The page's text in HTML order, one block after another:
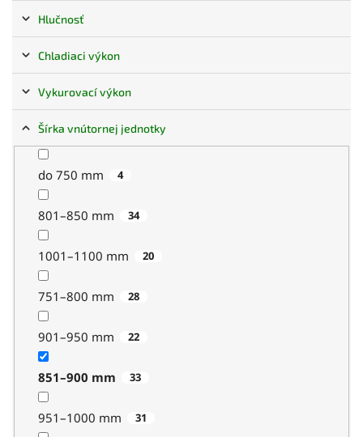
A+ 0
A+ 18
Biela
Strieborná
Čierna 8
Champagne 2
Hlučnosť
21 dB
18 dB
25 dB 9
30 dB
20 dB
Ďalšie možnosti
Chladiaci výkon
2,0 kW 4
2,5 kW
2,6 kW 1
2,7 kW 8
2,8 kW 0
Ďalšie možnosti
Vykurovací výkon
3,7 kW 1
2,6 kW 0
4,7 kW 0
2,7 kW 4
5,6 kW 0
Ďalšie možnosti
Šírka vnútornej jednotky
do 750 mm 4
801–850 mm 34
1001–1100 mm 20
751–800 mm 28
901–950 mm 22
851–900 mm 33
951–1000 mm 31